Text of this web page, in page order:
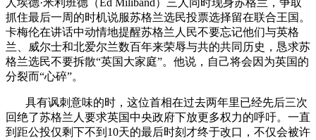
人埃德·米利班德（Ed Miliband）三人同时现身苏格兰，争取
抓住最后一周的时机说服苏格兰选民投票选择留在联合王国。
卡梅伦在讲话中动情地提醒苏格兰人民不要忘记他们与英格
兰、威尔士和北爱尔兰数百年来荣辱与共的共同历史，恳求苏
格兰选民不要拆散“英国大家庭”。他说，自己将会因为英国的
分裂而“心碎”。
具有讽刺意味的时，这位首相在过去两年里已经先后三次
回绝了苏格兰人要求英国中央政府下放更多权力的呼吁。一直
到距公投仅剩下不到 10天的最后时刻才终于改口，不仅会被许